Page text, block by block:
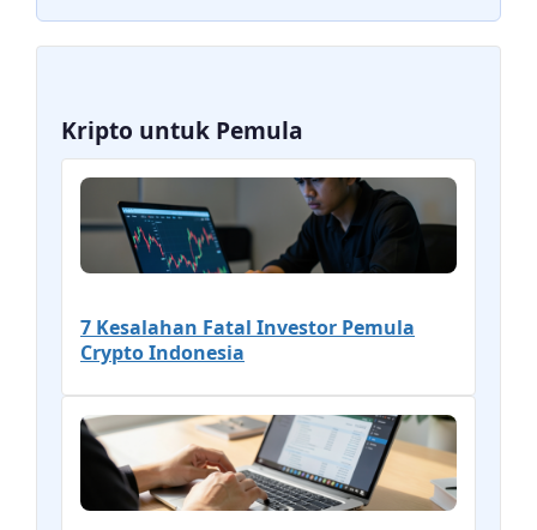
Kripto untuk Pemula
7 Kesalahan Fatal Investor Pemula
Crypto Indonesia